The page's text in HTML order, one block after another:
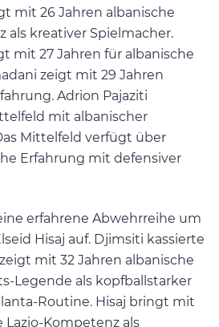
mit 26 Jahren albanische
als kreativer Spielmacher.
mit 27 Jahren für albanische
zeigt mit 29 Jahren
Adrion Pajaziti
mit albanischer
Mittelfeld verfügt über
Erfahrung mit defensiver
erfahrene Abwehrreihe um
Hisaj auf. Djimsiti kassierte
mit 32 Jahren albanische
Legende als kopfballstarker
Routine. Hisaj bringt mit
Lazio-Kompetenz als